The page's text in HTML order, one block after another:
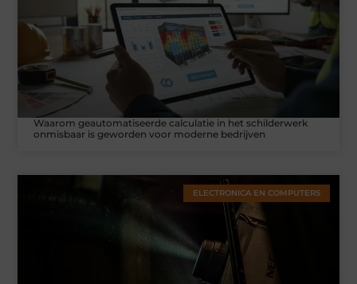
Waarom geautomatiseerde calculatie in het schilderwerk
onmisbaar is geworden voor moderne bedrijven
ELECTRONICA EN COMPUTERS